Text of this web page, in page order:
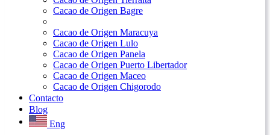
Cacao de Origen Bagre
Cacao de Origen Maracuya
Cacao de Origen Lulo
Cacao de Origen Panela
Cacao de Origen Puerto Libertador
Cacao de Origen Maceo
Cacao de Origen Chigorodo
Contacto
Blog
Eng